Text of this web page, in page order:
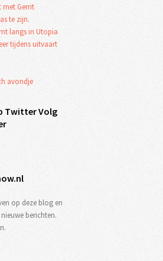
met Gerrit
te zijn.
langs in Utopia
tijdens uitvaart
avondje
Volg
op deze blog en
berichten.